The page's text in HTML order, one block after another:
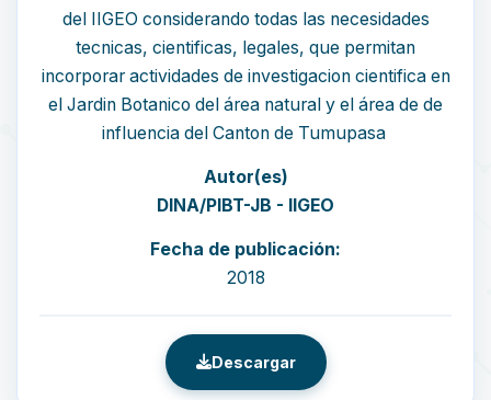
del IIGEO considerando todas las necesidades
tecnicas, cientificas, legales, que permitan
incorporar actividades de investigacion cientifica en
el Jardin Botanico del área natural y el área de de
influencia del Canton de Tumupasa
Autor(es)
DINA/PIBT-JB - IIGEO
Fecha de publicación:
2018
Descargar